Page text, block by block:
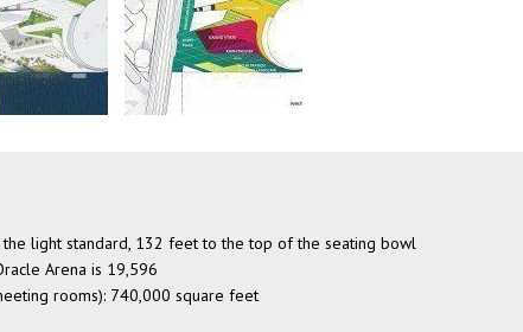
light standard, 132 feet to the top of the seating bowl
Arena is 19,596
rooms): 740,000 square feet